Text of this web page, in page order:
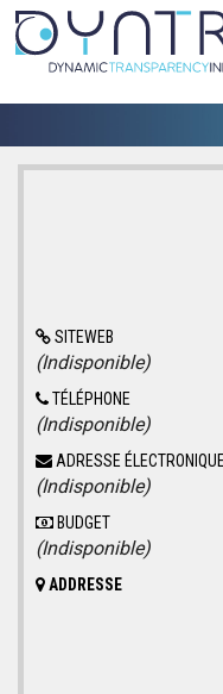
SITEWEB
(Indisponible)
TÉLÉPHONE
(Indisponible)
ADRESSE
(Indisponible)
BUDGET
(Indisponible)
ADDRESSE